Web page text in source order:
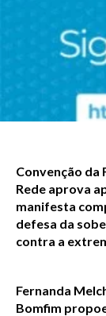
Convenção da
Rede aprova
manifesta
defesa da
contra a
Fernanda
Bomfim